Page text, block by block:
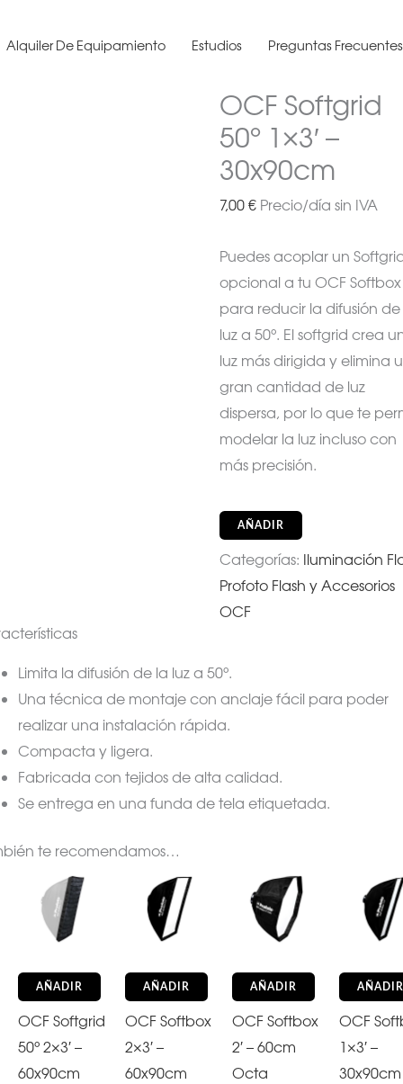
Alquiler De Equipamiento Estudios Preguntas Frecuentes
OCF Softgrid
50° 1×3′ –
30x90cm
7,00€ Precio/día sin IVA
Puedes acoplar un
opcional a tu OCF Softbox
para reducir la difusión de
luz a 50°. El softgrid crea
luz más dirigida y elimina
gran cantidad de luz
dispersa, por lo que te
modelar la luz incluso con
más precisión.
AÑADIR
Categorías: Iluminación
Profoto Flash y Accesorios
OCF
Limita la difusión de la luz a 50°.
Una técnica de montaje con anclaje fácil para poder
realizar una instalación rápida.
Compacta y ligera.
Fabricada con tejidos de alta calidad.
Se entrega en una funda de tela etiquetada.
te recomendamos…
AÑADIR
OCF Softgrid
50° 2×3′ –
60x90cm
AÑADIR
OCF Softbox
2×3′ –
60x90cm
AÑADIR
OCF Softbox
2′ – 60cm
Octa
AÑADIR
OCF
1×3′ –
30x90cm